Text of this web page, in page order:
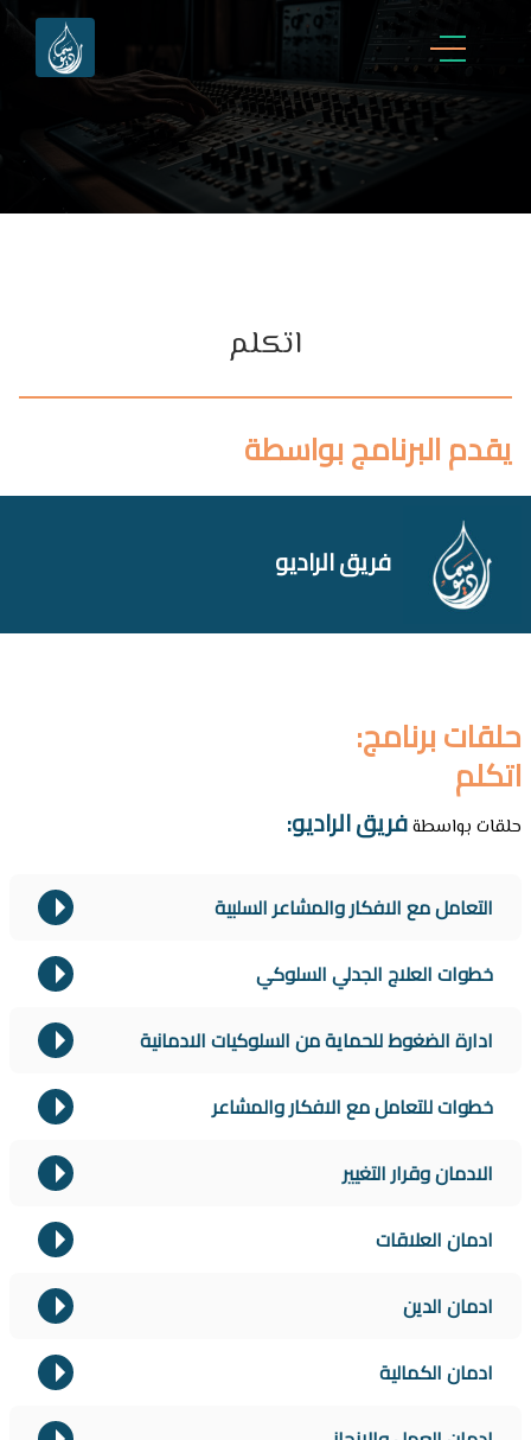
اتكلم
يقدم البرنامج بواسطة
فريق الراديو
حلقات برنامج:
اتكلم
حلقات بواسطةفريق الراديو:
التعامل مع الافكار والمشاعر السلبية
خطوات العلاج الجدلي السلوكي
ادارة الضغوط للحماية من السلوكيات الادمانية
خطوات للتعامل مع الافكار والمشاعر
الادمان وقرار التغيير
ادمان العلاقات
ادمان الدين
ادمان الكمالية